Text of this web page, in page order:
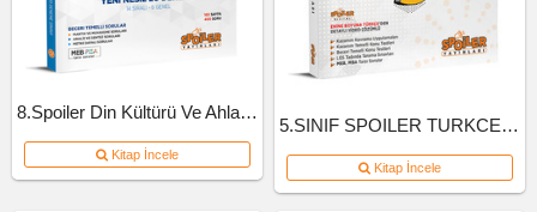
8.Spoiler Din Kültürü Ve Ahlak Bil Branş Deneme
Kitap İncele
5.SINIF SPOILER TURKCE SB 2022
Kitap İncele